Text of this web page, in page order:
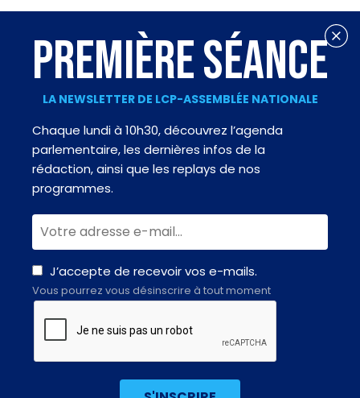
PREMIÈRE SÉANCE
LA NEWSLETTER DE LCP-ASSEMBLÉE NATIONALE
Chaque lundi à 10h30, découvrez l’agenda
parlementaire, les dernières infos de la
rédaction, ainsi que les replays de nos
programmes.
J’accepte de recevoir vos e-mails.
Vous pourrez vous désinscrire à tout moment